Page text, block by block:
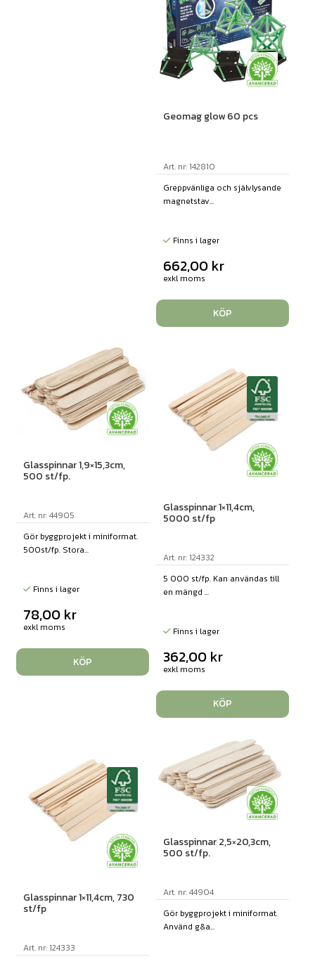
Geomag glow 60 pcs
Art. nr: 142810
Greppvänliga och självlysande
magnetstav...
Finns i lager
662,00 kr
exkl moms
KÖP
Glasspinnar 1,9×15,3cm,
500 st/fp.
Art. nr: 44905
Gör byggprojekt i miniformat.
500st/fp. Stora...
Finns i lager
78,00 kr
exkl moms
KÖP
Glasspinnar 1×11,4cm,
5000 st/fp
Art. nr: 124332
5 000 st/fp. Kan användas till
en mängd ...
Finns i lager
362,00 kr
exkl moms
KÖP
Glasspinnar 1×11,4cm, 730
st/fp
Art. nr: 124333
Glasspinnar 2,5×20,3cm,
500 st/fp.
Art. nr: 44904
Gör byggprojekt i miniformat.
Använd g&a...